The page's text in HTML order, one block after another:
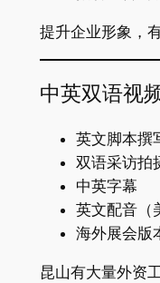
提升企业形象，
中英双语视
英文脚本撰
双语采访拍
中英字幕
英文配音（
海外展会版
昆山有大量外资